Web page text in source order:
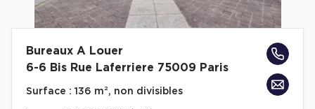
Bureaux A Louer
6-6 Bis Rue Laferriere 75009 Paris
Surface : 136 m², non divisibles